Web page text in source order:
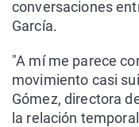
conversaciones
García.
"A mí me parece
movimiento casi
Gómez, directora
la relación